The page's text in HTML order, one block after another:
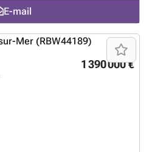
E-mail
1 390 000 €